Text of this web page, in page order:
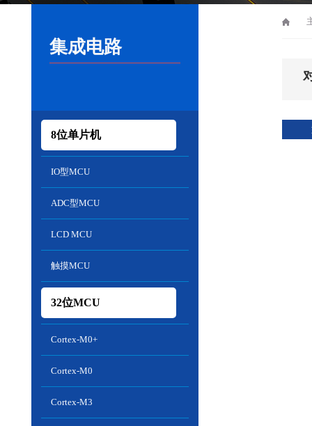
集成电路
8位单片机
IO型MCU
ADC型MCU
LCD MCU
触摸MCU
32位MCU
Cortex-M0+
Cortex-M0
Cortex-M3